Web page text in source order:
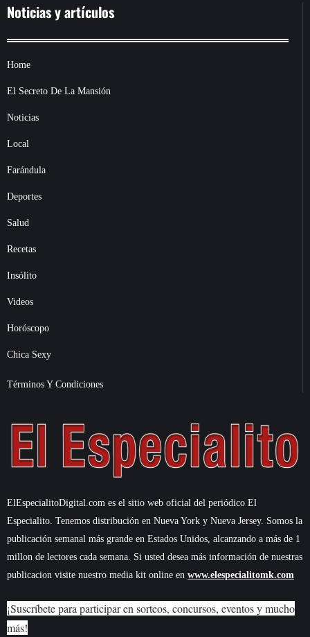
Noticias y artículos
Home
El Secreto De La Mansión
Noticias
Local
Farándula
Deportes
Salud
Recetas
Insólito
Videos
Horóscopo
Chica Sexy
Términos Y Condiciones
ElEspecialitoDigital.com es el sitio web oficial del periódico El
Especialito. Tenemos distribución en Nueva York y Nueva Jersey. Somos la
publicación semanal más grande en Estados Unidos, alcanzando a más de 1
millon de lectores cada semana. Si usted desea más información de nuestras
publicacion visite nuestro media kit online en www.elespecialitomk.com
¡Suscríbete para participar en sorteos, concursos, eventos y mucho
más!